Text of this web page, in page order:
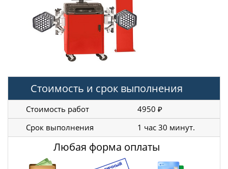
Стоимость и срок выполнения
Стоимость работ
4950 ₽
Срок выполнения
1 час 30 минут.
Любая форма оплаты